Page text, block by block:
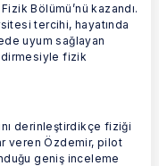
Bölümü’nü kazandı.
tercihi, hayatında
uyum sağlayan
fizik
derinleştirdikçe fiziği
veren Özdemir, pilot
geniş inceleme